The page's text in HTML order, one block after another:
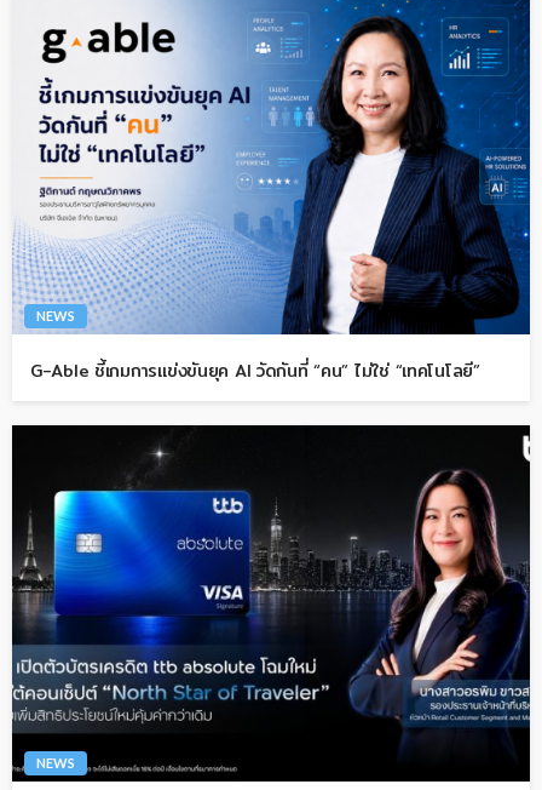
NEWS
G-Able ชี้เกมการแข่งขันยุค AI วัดกันที่ “คน” ไม่ใช่ “เทคโนโลยี”
NEWS